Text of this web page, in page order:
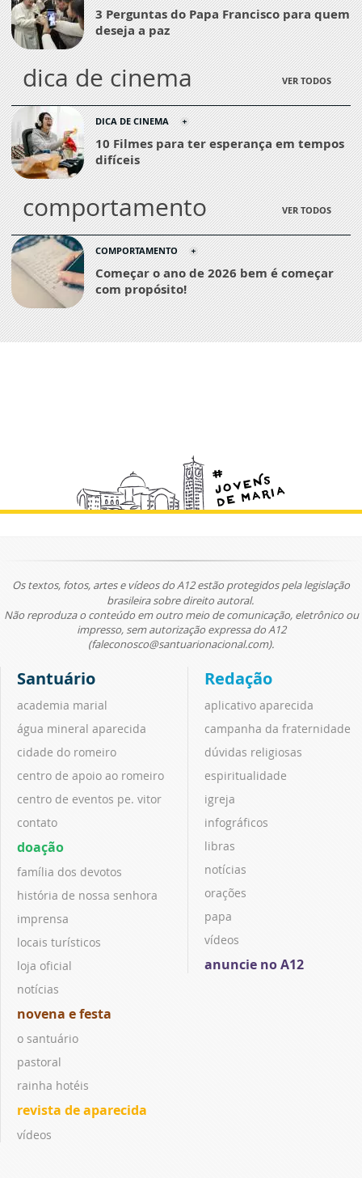
3 Perguntas do Papa Francisco para quem
deseja a paz
dica de cinema VER TODOS
DICA DE CINEMA
10 Filmes para ter esperança em tempos
difíceis
comportamento VER TODOS
COMPORTAMENTO
Começar o ano de 2026 bem é começar
com propósito!
Os textos, fotos, artes e vídeos do A12 estão protegidos pela legislação
brasileira sobre direito autoral.
Não reproduza o conteúdo em outro meio de comunicação, eletrônico ou
impresso, sem autorização expressa do A12
(faleconosco@santuarionacional.com).
Santuário
academia marial
água mineral aparecida
cidade do romeiro
centro de apoio ao romeiro
centro de eventos pe. vitor
contato
doação
família dos devotos
história de nossa senhora
imprensa
locais turísticos
loja oficial
notícias
novena e festa
o santuário
pastoral
rainha hotéis
revista de aparecida
vídeos
Redação
aplicativo aparecida
campanha da fraternidade
dúvidas religiosas
espiritualidade
igreja
infográficos
libras
notícias
orações
papa
vídeos
anuncie no A12